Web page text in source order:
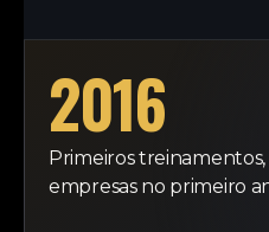
2016
Primeiros
empresas no primeiro